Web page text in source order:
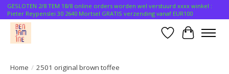
GESLOTEN 2/8 TEM 18/8 online orders worden wel verstuurd xxxx winkel :
Pieter Reypenslei 30 2640 Mortsel GRATIS verzending vanaf EUR100
Verlanglijst
Home / 2501 original brown toffee